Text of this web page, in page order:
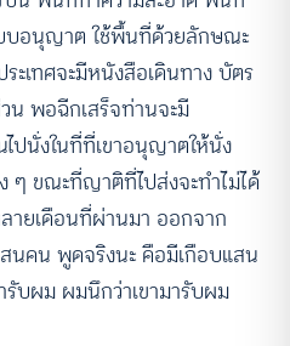
บอนุญาต ใช้พื้นที่ด้วยลักษณะ
ะเทศจะมีหนังสือเดินทาง บัตร
น พอฉีกเสร็จท่านจะมี
ปนั่งในที่ที่เขาอนุญาตให้นั่ง
ๆ ขณะที่ญาติที่ไปส่งจะทำไม่ได้
ายเดือนที่ผ่านมา ออกจาก
คน พูดจริงนะ คือมีเกือบแสน
รับผม ผมนึกว่าเขามารับผม